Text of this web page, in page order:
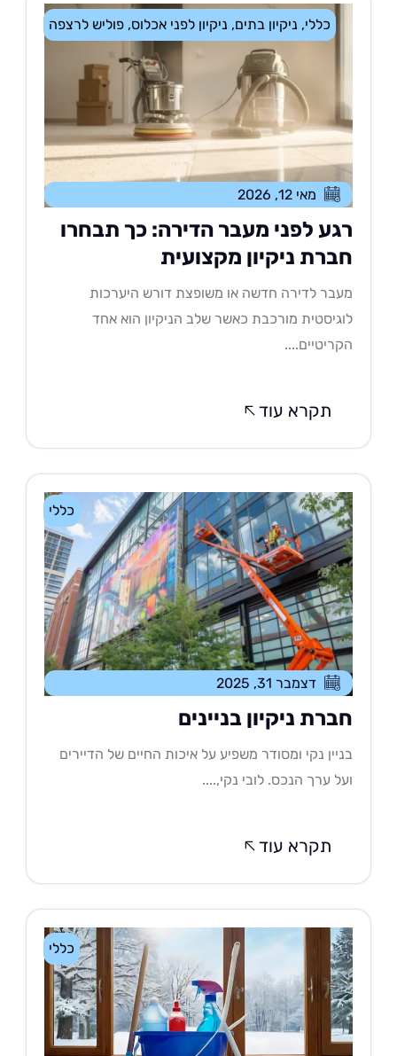
ניקיון בתים,ניקיון לפני אכלוס,פוליש לרצפה
מאי 12, 2026
לפני מעבר הדירה: כך תבחרו
ניקיון מקצועית
לדירה חדשה או משופצת דורש היערכות
מורכבת כאשר שלב הניקיון הוא אחד
תקרא עוד
כללי
דצמבר 31, 2025
ניקיון בניינים
נקי ומסודר משפיע על איכות החיים של הדיירים
ערך הנכס. לובי נקי,....
תקרא עוד
כללי